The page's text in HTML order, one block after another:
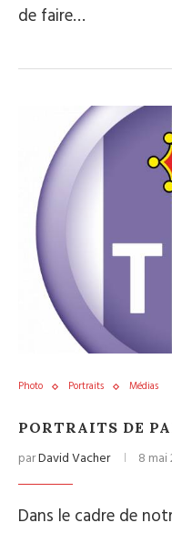
de faire…
Photo Portraits Médias
PORTRAITS DE
parDavid Vacher 8 mai
Dans le cadre de